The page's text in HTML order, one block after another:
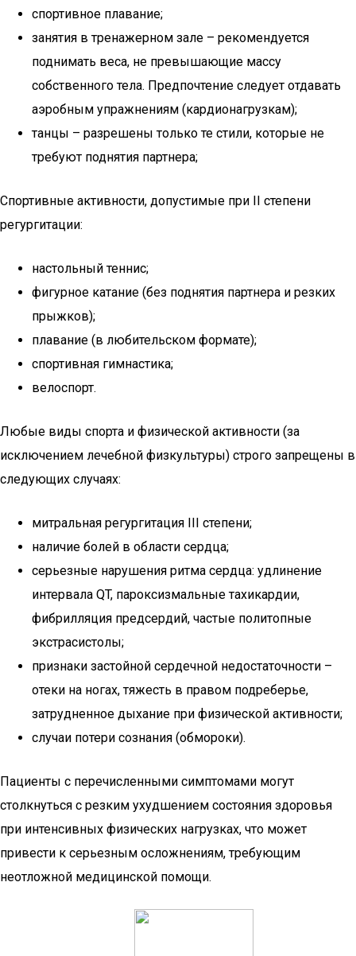
спортивное плавание;
занятия в тренажерном зале – рекомендуется
поднимать веса, не превышающие массу
собственного тела. Предпочтение следует отдавать
аэробным упражнениям (кардионагрузкам);
танцы – разрешены только те стили, которые не
требуют поднятия партнера;
Спортивные активности, допустимые при II степени
регургитации:
настольный теннис;
фигурное катание (без поднятия партнера и резких
прыжков);
плавание (в любительском формате);
спортивная гимнастика;
велоспорт.
Любые виды спорта и физической активности (за
исключением лечебной физкультуры) строго запрещены в
следующих случаях:
митральная регургитация III степени;
наличие болей в области сердца;
серьезные нарушения ритма сердца: удлинение
интервала QT, пароксизмальные тахикардии,
фибрилляция предсердий, частые политопные
экстрасистолы;
признаки застойной сердечной недостаточности –
отеки на ногах, тяжесть в правом подреберье,
затрудненное дыхание при физической активности;
случаи потери сознания (обмороки).
Пациенты с перечисленными симптомами могут
столкнуться с резким ухудшением состояния здоровья
при интенсивных физических нагрузках, что может
привести к серьезным осложнениям, требующим
неотложной медицинской помощи.